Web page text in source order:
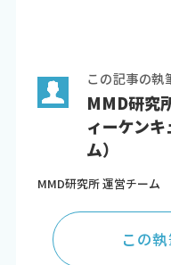
この記事の執
MMD研究
ィーケン
ム）
MMD研究所 運営チーム
この